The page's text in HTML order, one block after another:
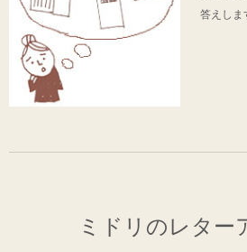
答えしま
ミドリのレター